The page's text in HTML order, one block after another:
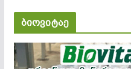
ბიოვიტაე